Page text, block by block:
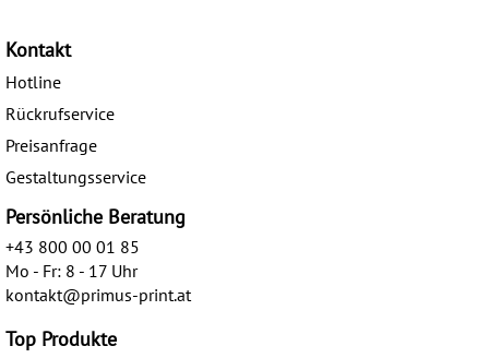
Kontakt
Hotline
Rückrufservice
Preisanfrage
Gestaltungsservice
Persönliche Beratung
+43 800 00 01 85
Mo - Fr: 8 - 17 Uhr
kontakt@primus-print.at
Top Produkte